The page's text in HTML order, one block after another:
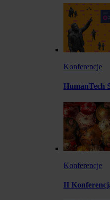
Konferencje
HumanTech
Konferencje
II